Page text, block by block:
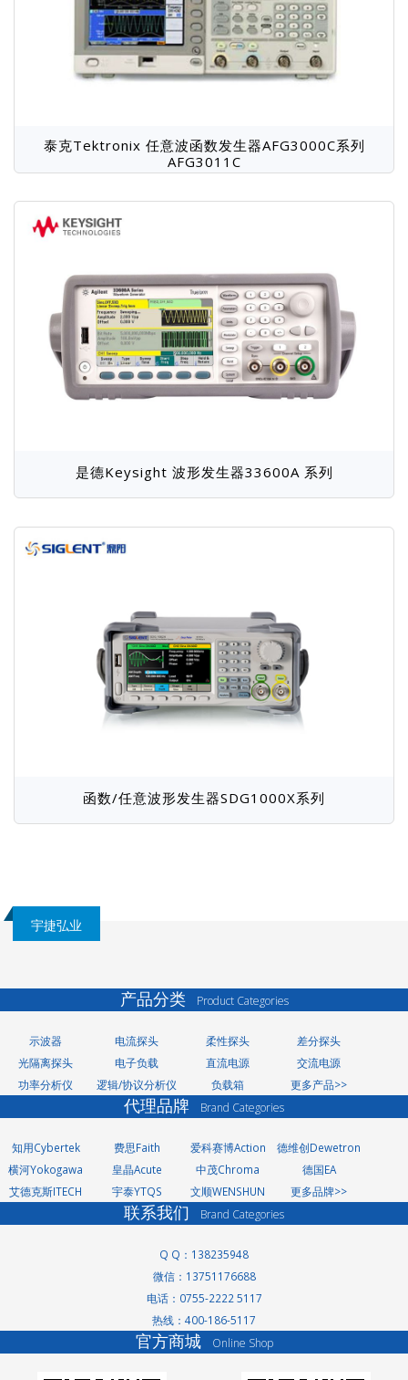
泰克Tektronix 任意波函数发生器AFG3000C系列
AFG3011C
是德Keysight 波形发生器33600A 系列
函数/任意波形发生器SDG1000X系列
宇捷弘业
产品分类Product Categories
示波器 电流探头 柔性探头
差分探头
光隔离探头
电子负载 直流电源
交流电源
功率分析仪
逻辑/协议分析仪 负载箱 更多产品>>
代理品牌 Brand Categories
知用Cybertek 费思Faith 爱科赛博Action
德维创Dewetron
横河Yokogawa
皇晶Acute 中茂Chroma
德国EA
艾德克斯ITECH
宇泰YTQS 文顺WENSHUN 更多品牌>>
联系我们 Brand Categories
Q Q：138235948
微信：13751176688
电话：0755-2222 5117
热线：400-186-5117
官方商城Online Shop
洗轮机厂家
景观护栏